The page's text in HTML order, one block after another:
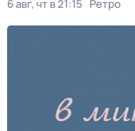
6 авг, чт в 21:15 Ретро